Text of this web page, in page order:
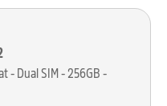
- Dual SIM - 256GB -